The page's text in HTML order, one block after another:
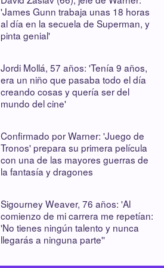
'James Gunn trabaja unas 18 horas
al día en la secuela de Superman, y
pinta genial'
Jordi Mollá, 57 años: 'Tenía 9 años,
era un niño que pasaba todo el día
creando cosas y quería ser del
mundo del cine'
Confirmado por Warner: 'Juego de
Tronos' prepara su primera película
con una de las mayores guerras de
la fantasía y dragones
Sigourney Weaver, 76 años: 'Al
comienzo de mi carrera me repetían:
'No tienes ningún talento y nunca
llegarás a ninguna parte''